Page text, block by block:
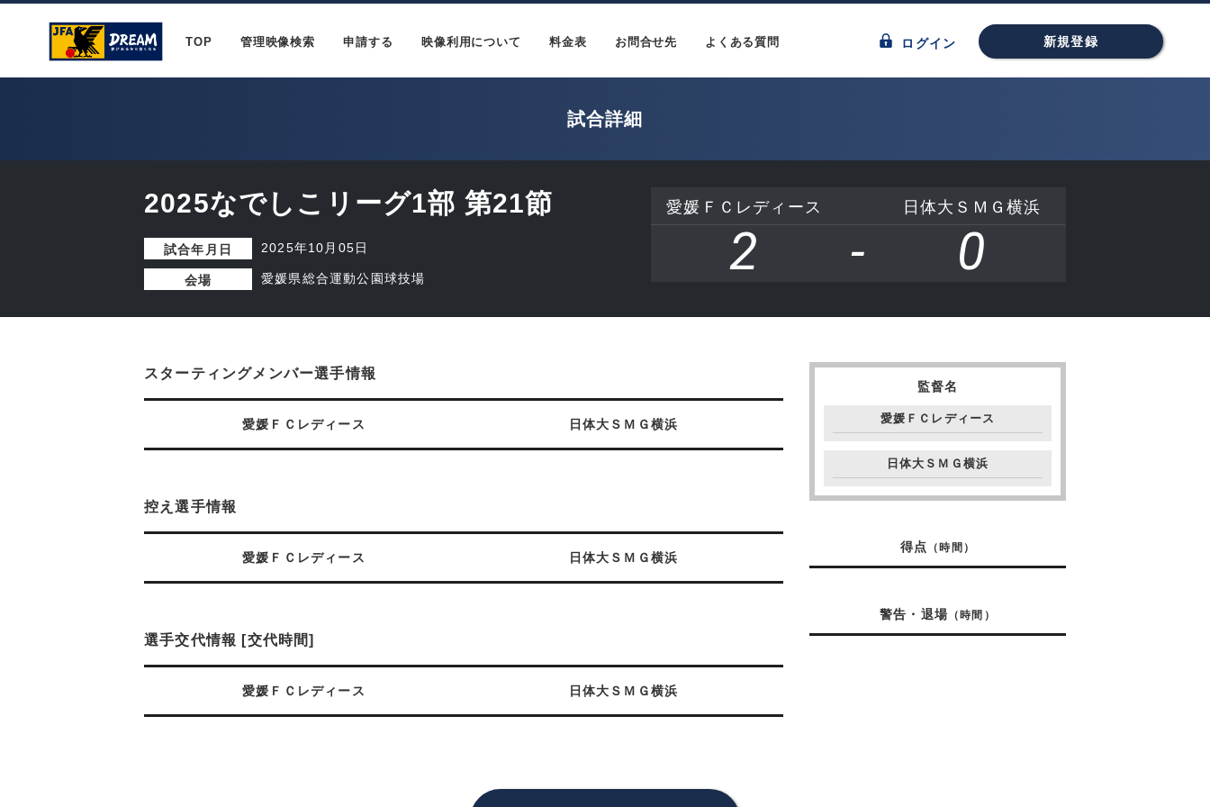
TOP 管理映像検索 申請する 映像利用について 料金表 お問合せ先 よくある質問 ログイン 新規登録
試合詳細
2025なでしこリーグ1部 第21節
試合年月日 2025年10月05日
会場 愛媛県総合運動公園球技場
愛媛ＦＣレディース 日体大ＳＭＧ横浜
2 - 0
スターティングメンバー選手情報
愛媛ＦＣレディース 日体大ＳＭＧ横浜
控え選手情報
愛媛ＦＣレディース 日体大ＳＭＧ横浜
選手交代情報 [交代時間]
愛媛ＦＣレディース 日体大ＳＭＧ横浜
監督名
愛媛ＦＣレディース
日体大ＳＭＧ横浜
得点 （時間）
警告・退場 （時間）